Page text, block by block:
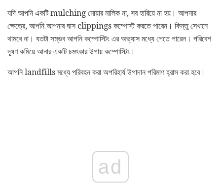
যদি আপনি একটি mulching মোয়ার মালিক না, সব হারিয়ে না হয়। আপনার
ক্ষেত্রে, আপনি আপনার ঘাস clippings কম্পোস্ট করতে পারেন। কিন্তু সেখানে
থামবে না। যতটা সম্ভব আপনি কম্পোস্টিং এর অভ্যাস মধ্যে পেতে পারেন। পরিবেশ
দূষণ কমিয়ে আনার একটি চমৎকার উপায় কম্পোস্টিং।
আপনি landfills মধ্যে পরিবহন করা অপরিহার্য উপাদান পরিমাণ হ্রাস করা হবে।
ad